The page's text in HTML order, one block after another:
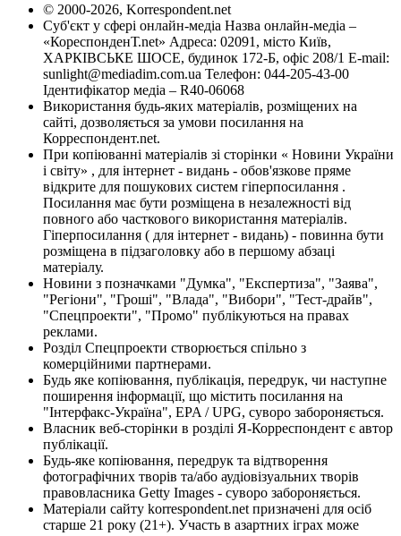
© 2000-2026, Korrespondent.net
Суб'єкт у сфері онлайн-медіа Назва онлайн-медіа –
«КореспонденТ.net» Адреса: 02091, місто Київ,
ХАРКІВСЬКЕ ШОСЕ, будинок 172-Б, офіс 208/1 E-mail:
sunlight@mediadim.com.ua Телефон: 044-205-43-00
Ідентифікатор медіа – R40-06068
Використання будь-яких матеріалів, розміщених на
сайті, дозволяється за умови посилання на
Корреспондент.net.
При копіюванні матеріалів зі сторінки « Новини України
і світу» , для інтернет - видань - обов'язкове пряме
відкрите для пошукових систем гіперпосилання .
Посилання має бути розміщена в незалежності від
повного або часткового використання матеріалів.
Гіперпосилання ( для інтернет - видань) - повинна бути
розміщена в підзаголовку або в першому абзаці
матеріалу.
Новини з позначками "Думка", "Експертиза", "Заява",
"Регіони", "Гроші", "Влада", "Вибори", "Тест-драйв",
"Спецпроекти", "Промо" публікуються на правах
реклами.
Розділ Спецпроекти створюється спільно з
комерційними партнерами.
Будь яке копіювання, публікація, передрук, чи наступне
поширення інформації, що містить посилання на
"Інтерфакс-Україна", EPA / UPG, суворо забороняється.
Власник веб-сторінки в розділі Я-Корреспондент є автор
публікації.
Будь-яке копіювання, передрук та відтворення
фотографічних творів та/або аудіовізуальних творів
правовласника Getty Images - суворо забороняється.
Матеріали сайту korrespondent.net призначені для осіб
старше 21 року (21+). Участь в азартних іграх може